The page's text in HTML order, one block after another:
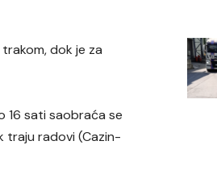
dok je za
16 sati saobraća se
traju radovi (Cazin-